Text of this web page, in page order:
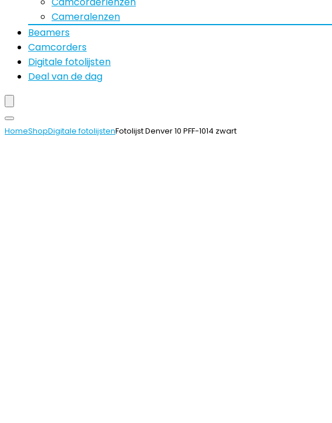
Cameralenzen
Beamers
Camcorders
Digitale fotolijsten
Deal van de dag
HomeShopDigitale fotolijstenFotolijst Denver 10 PFF-1014 zwart